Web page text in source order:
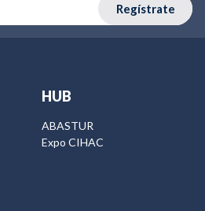
Regístrate
HUB
ABASTUR
Expo CIHAC